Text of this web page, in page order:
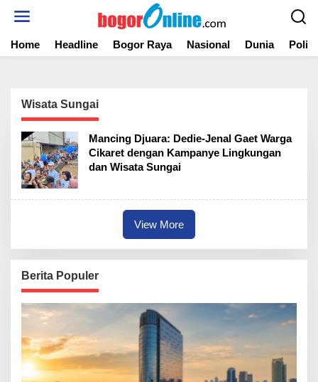
t
Home Headline Bogor Raya Nasional Dunia
Wisata Sungai
Mancing Djuara: Dedie-Jenal Gaet Warga
Cikaret dengan Kampanye Lingkungan
dan Wisata Sungai
View More
Berita Populer